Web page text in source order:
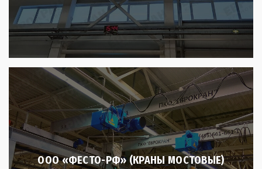
ООО «ФЕСТО-РФ» (КРАНЫ МОСТОВЫЕ)